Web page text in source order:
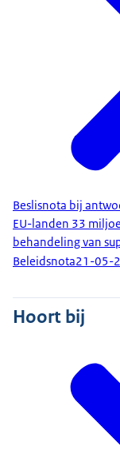
Beslisnota bij
EU-landen 33
behandeling van
Beleidsnota21-05-
Hoort bij